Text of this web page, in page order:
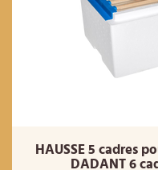
HAUSSE 5 cadres
DADANT 6